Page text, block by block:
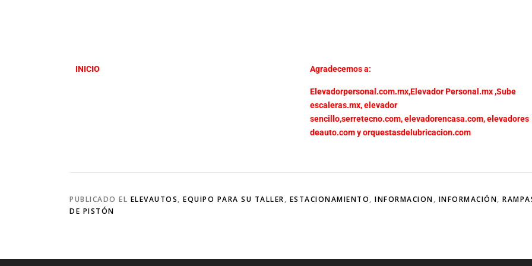
INICIO Agradecemos a:
Elevadorpersonal.com.mx,Elevador Personal.mx ,Sube
escaleras.mx,elevador
sencillo,serretecno.com,elevadorencasa.com,elevadores
deauto.comyorquestasdelubricacion.com
PUBLICADO EL ELEVAUTOS, EQUIPO PARA SU TALLER, ESTACIONAMIENTO, INFORMACION, INFORMACIÓN,
DE PISTÓN